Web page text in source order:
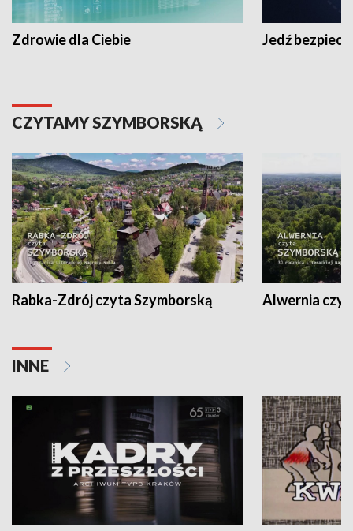
Zdrowie dla Ciebie Jedź
CZYTAMY SZYMBORSKĄ
Rabka-Zdrój czyta Szymborską Alwernia
INNE